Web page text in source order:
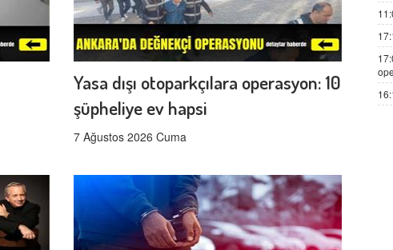
Yasa dışı otoparkçılara operasyon: 10
şüpheliye ev hapsi
7 Ağustos 2026 Cuma